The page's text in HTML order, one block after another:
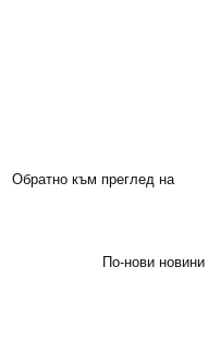
Обратно към преглед на
По-нови новини